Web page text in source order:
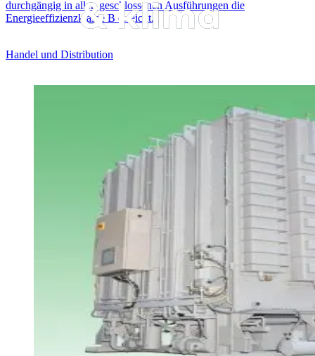
durchgängig in allen geschlossenen Ausführungen die
Energieeffizienzklasse B erreicht.
Handel und Distribution